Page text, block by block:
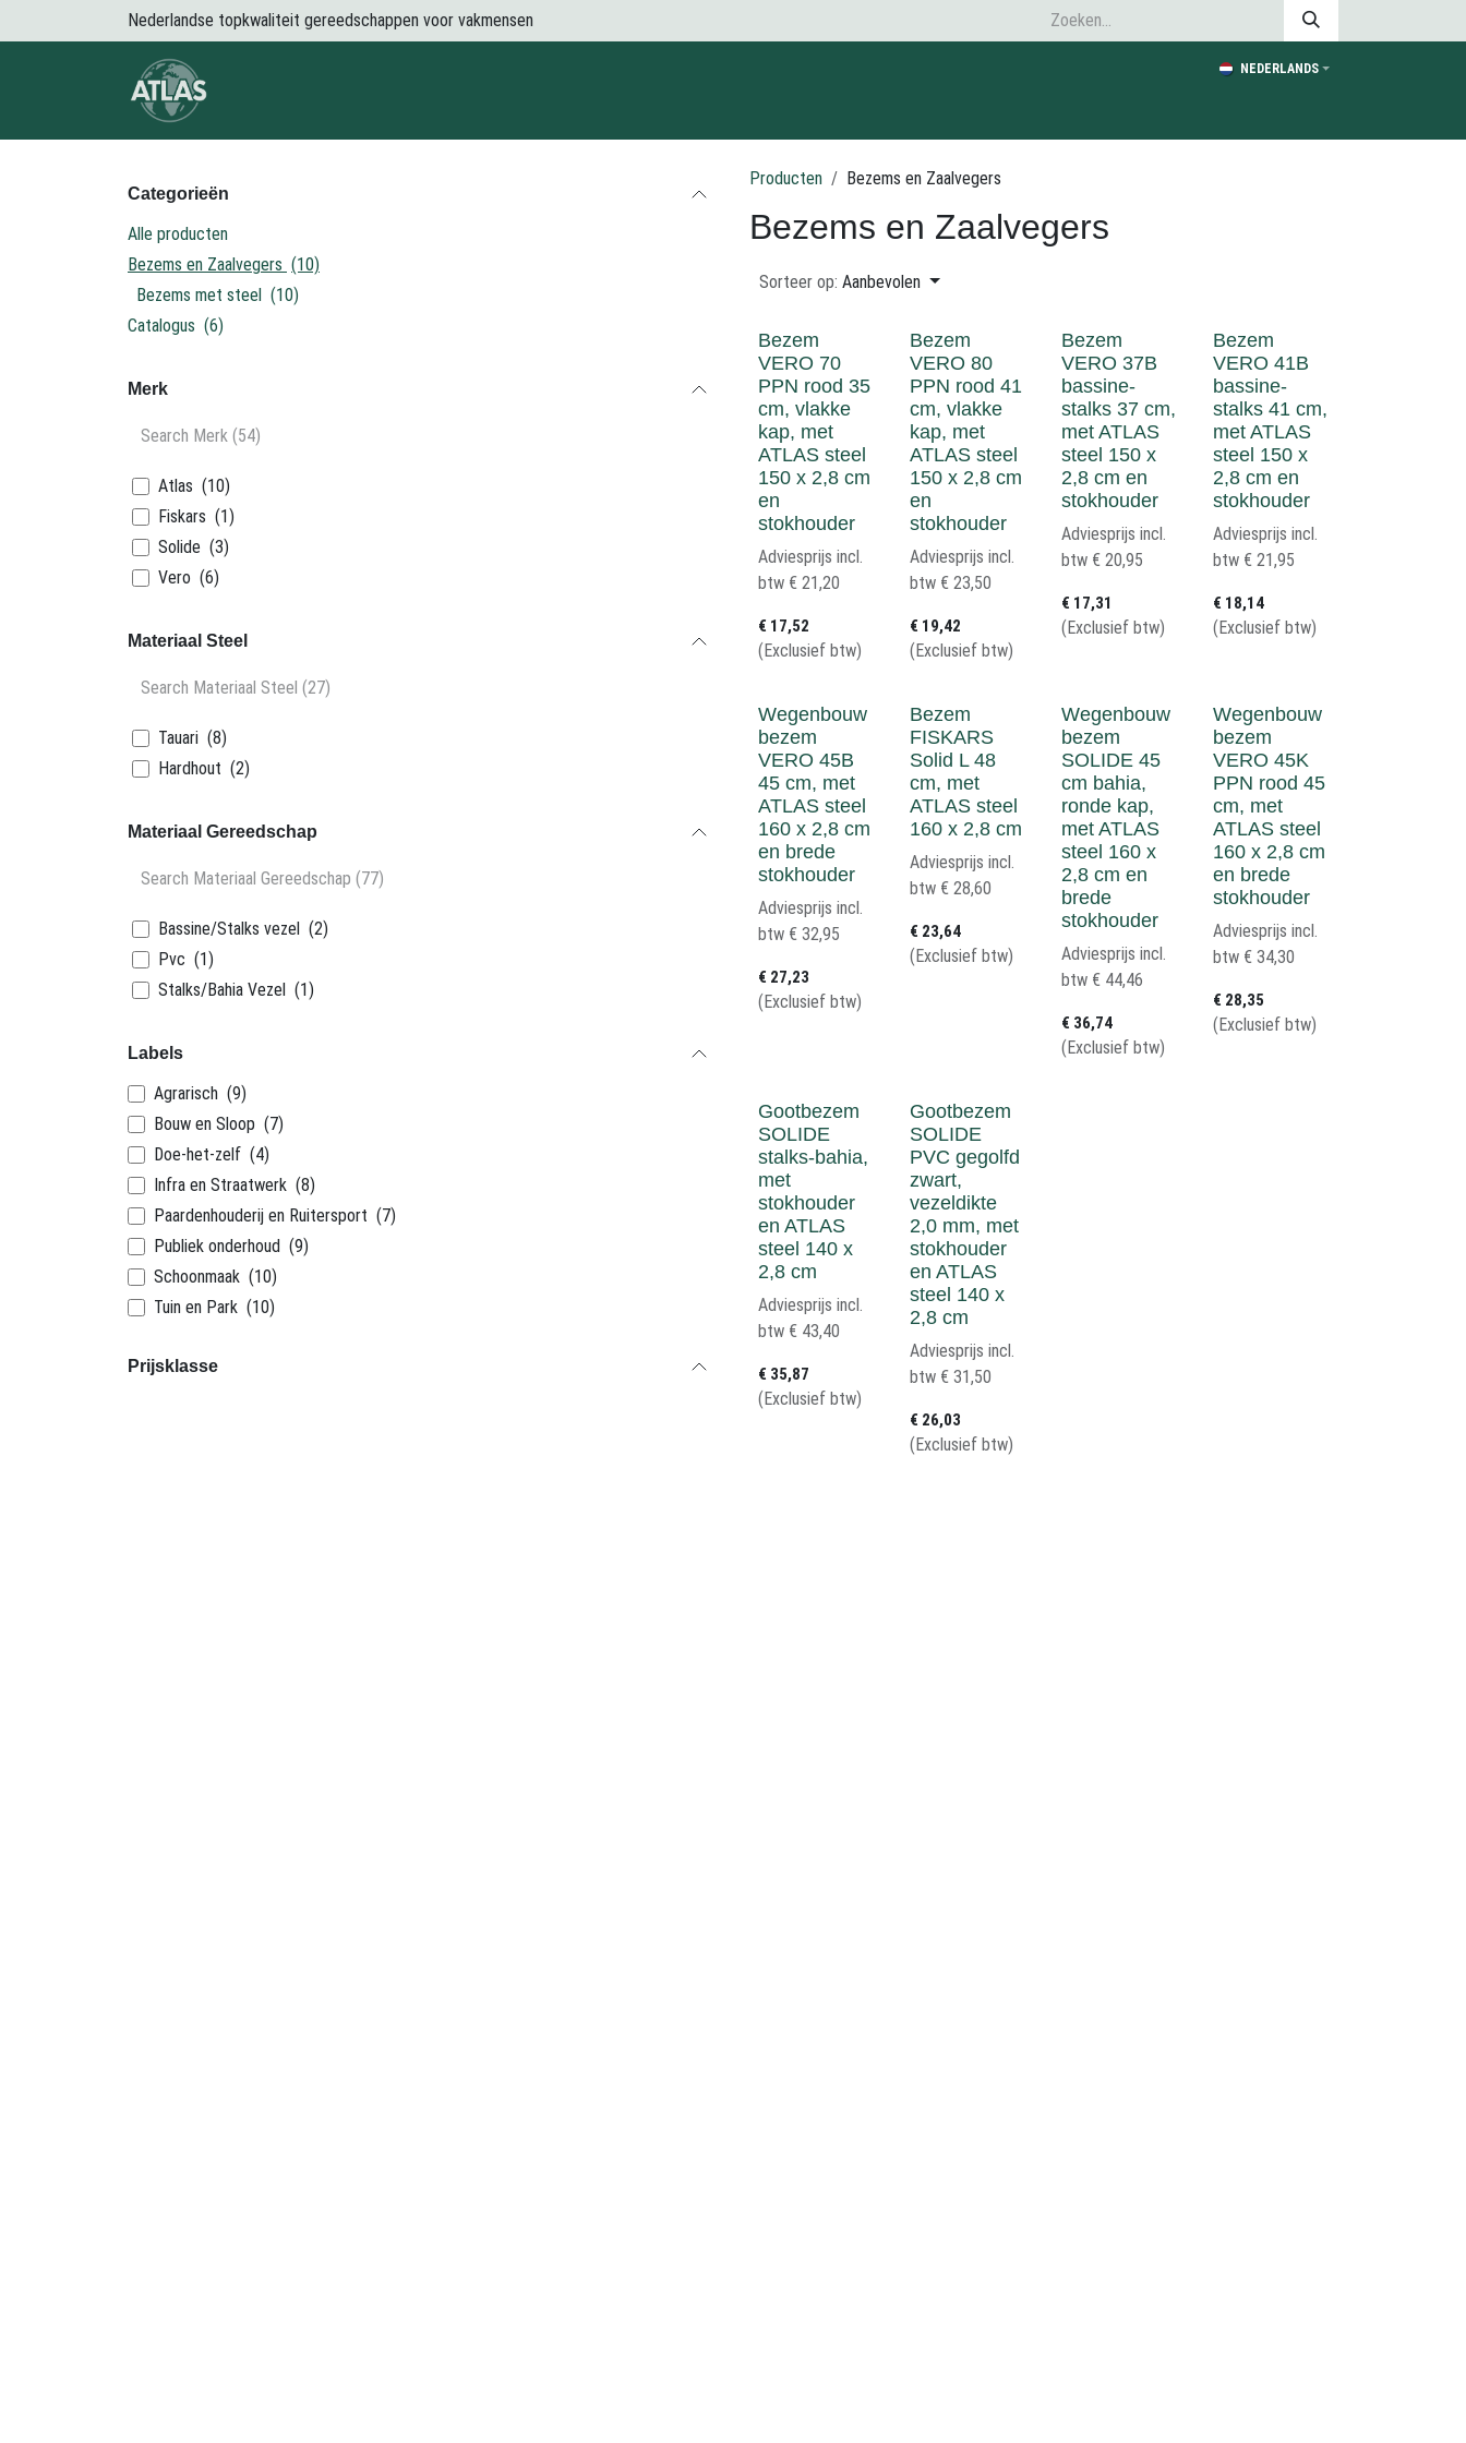
Overslaan naar inhoudNederlandse topkwaliteit gereedschappen voor vakmensen
NEDERLANDS
Categorieën
Alle producten
Bezems en Zaalvegers (10)
Bezems met steel (10)
Catalogus (6)
Merk
Atlas (10)
Fiskars (1)
Solide (3)
Vero (6)
Materiaal Steel
Tauari (8)
Hardhout (2)
Materiaal Gereedschap
Bassine/Stalks vezel (2)
Pvc (1)
Stalks/Bahia Vezel (1)
Labels
Agrarisch (9)
Bouw en Sloop (7)
Doe-het-zelf (4)
Infra en Straatwerk (8)
Paardenhouderij en Ruitersport (7)
Publiek onderhoud (9)
Schoonmaak (10)
Tuin en Park (10)
Prijsklasse
Producten Bezems en Zaalvegers
Bezems en Zaalvegers
Sorteer op: Aanbevolen
Bezem
VERO 70
PPN rood 35
cm, vlakke
kap, met
ATLAS steel
150 x 2,8 cm
en
stokhouder
€ 17,52
(Exclusief btw)
Adviesprijs incl.
btw € 21,20
Bezem
VERO 80
PPN rood 41
cm, vlakke
kap, met
ATLAS steel
150 x 2,8 cm
en
stokhouder
€ 19,42
(Exclusief btw)
Adviesprijs incl.
btw € 23,50
Bezem
VERO 37B
bassine-
stalks 37 cm,
met ATLAS
steel 150 x
2,8 cm en
stokhouder
€ 17,31
(Exclusief btw)
Adviesprijs incl.
btw € 20,95
Bezem
VERO 41B
bassine-
stalks 41 cm,
met ATLAS
steel 150 x
2,8 cm en
stokhouder
€ 18,14
(Exclusief btw)
Adviesprijs incl.
btw € 21,95
Wegenbouw
bezem
VERO 45B
45 cm, met
ATLAS steel
160 x 2,8 cm
en brede
stokhouder
€ 27,23
(Exclusief btw)
Adviesprijs incl.
btw € 32,95
Bezem
FISKARS
Solid L 48
cm, met
ATLAS steel
160 x 2,8 cm
€ 23,64
(Exclusief btw)
Adviesprijs incl.
btw € 28,60
Wegenbouw
bezem
SOLIDE 45
cm bahia,
ronde kap,
met ATLAS
steel 160 x
2,8 cm en
brede
stokhouder
€ 36,74
(Exclusief btw)
Adviesprijs incl.
btw € 44,46
Wegenbouw
bezem
VERO 45K
PPN rood 45
cm, met
ATLAS steel
160 x 2,8 cm
en brede
stokhouder
€ 28,35
(Exclusief btw)
Adviesprijs incl.
btw € 34,30
Gootbezem
SOLIDE
stalks-bahia,
met
stokhouder
en ATLAS
steel 140 x
2,8 cm
€ 35,87
(Exclusief btw)
Adviesprijs incl.
btw € 43,40
Gootbezem
SOLIDE
PVC gegolfd
zwart,
vezeldikte
2,0 mm, met
stokhouder
en ATLAS
steel 140 x
2,8 cm
€ 26,03
(Exclusief btw)
Adviesprijs incl.
btw € 31,50